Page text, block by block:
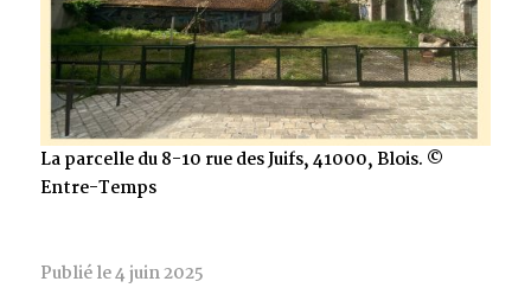
La parcelle du 8-10 rue des Juifs, 41000, Blois. ©
Entre-Temps
Publié le 4 juin 2025